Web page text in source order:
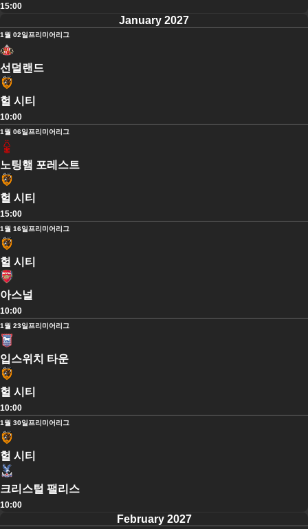
15:00
January 2027
1월 02일프리미어리그
선덜랜드
헐 시티
10:00
1월 06일프리미어리그
노팅햄 포레스트
헐 시티
15:00
1월 16일프리미어리그
헐 시티
아스널
10:00
1월 23일프리미어리그
입스위치 타운
헐 시티
10:00
1월 30일프리미어리그
헐 시티
크리스털 팰리스
10:00
February 2027